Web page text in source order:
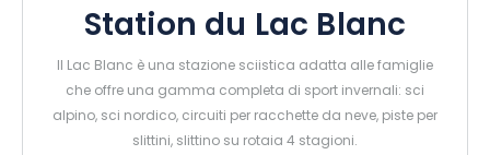
Station du Lac Blanc
Il Lac Blanc è una stazione sciistica adatta alle famiglie
che offre una gamma completa di sport invernali: sci
alpino, sci nordico, circuiti per racchette da neve, piste per
slittini, slittino su rotaia 4 stagioni.